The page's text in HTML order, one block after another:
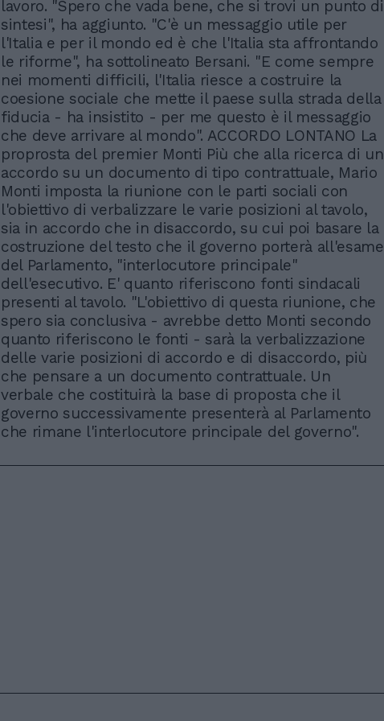
lavoro. "Spero che vada bene, che si trovi un punto di
sintesi", ha aggiunto. "C'è un messaggio utile per
l'Italia e per il mondo ed è che l'Italia sta affrontando
le riforme", ha sottolineato Bersani. "E come sempre
nei momenti difficili, l'Italia riesce a costruire la
coesione sociale che mette il paese sulla strada della
fiducia - ha insistito - per me questo è il messaggio
che deve arrivare al mondo". ACCORDO LONTANO La
proprosta del premier Monti Più che alla ricerca di un
accordo su un documento di tipo contrattuale, Mario
Monti imposta la riunione con le parti sociali con
l'obiettivo di verbalizzare le varie posizioni al tavolo,
sia in accordo che in disaccordo, su cui poi basare la
costruzione del testo che il governo porterà all'esame
del Parlamento, "interlocutore principale"
dell'esecutivo. E' quanto riferiscono fonti sindacali
presenti al tavolo. "L'obiettivo di questa riunione, che
spero sia conclusiva - avrebbe detto Monti secondo
quanto riferiscono le fonti - sarà la verbalizzazione
delle varie posizioni di accordo e di disaccordo, più
che pensare a un documento contrattuale. Un
verbale che costituirà la base di proposta che il
governo successivamente presenterà al Parlamento
che rimane l'interlocutore principale del governo".